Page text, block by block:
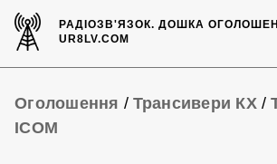
РАДІОЗВ'ЯЗОК.ДОШКА
UR8LV.COM
Оголошення / Трансивери КХ/
ICOM